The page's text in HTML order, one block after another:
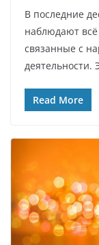
В последние
наблюдают
связанные с
деятельности.
Read More